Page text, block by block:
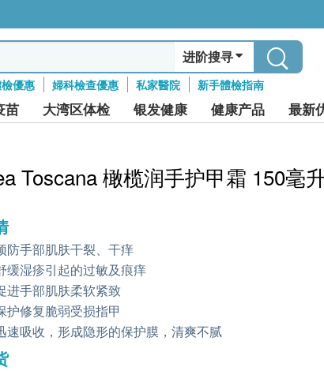
进阶搜寻
優惠 婦科檢查優惠 私家醫院 新手體檢指南
苗 大湾区体检 银发健康 健康产品 最新
Toscana 橄榄润手护甲霜 150毫
防手部肌肤干裂、干痒
缓湿疹引起的过敏及痕痒
进手部肌肤柔软紧致
护修复脆弱受损指甲
速吸收，形成隐形的保护膜，清爽不腻